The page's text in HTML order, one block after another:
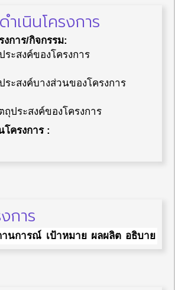
เนินโครงการ
การ/กิจกรรม:
ะสงค์ของโครงการ
ะสงค์บางส่วนของโครงการ
ประสงค์ของโครงการ
โครงการ :
การ
านการณ์ เป้าหมาย ผลผลิต อธิบาย